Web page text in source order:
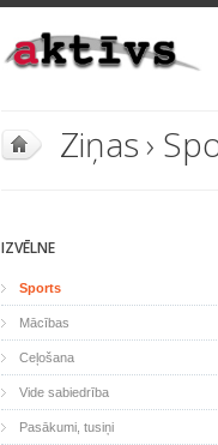
Ziņas›
IZVĒLNE
Sports
Mācības
Ceļošana
Vide sabiedrība
Pasākumi, tusiņi